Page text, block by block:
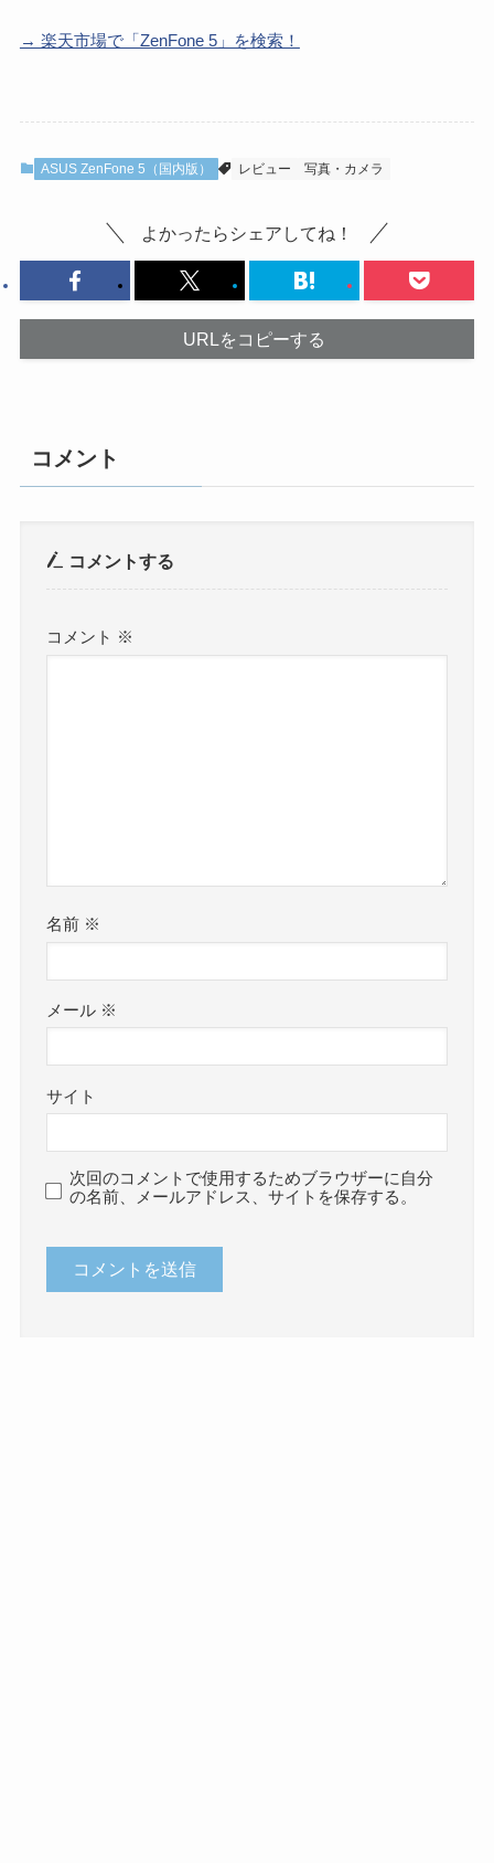
→ 楽天市場で「ZenFone 5」を検索！
ASUS ZenFone 5（国内版） レビュー 写真・カメラ
よかったらシェアしてね！
URLをコピーする
コメント
コメントする
コメント ※
名前 ※
メール ※
サイト
次回のコメントで使用するためブラウザーに自分
の名前、メールアドレス、サイトを保存する。